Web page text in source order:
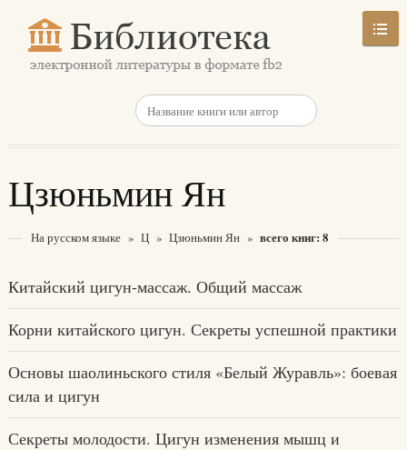
Цзюньмин Ян
На русском языке » Ц » Цзюньмин Ян » всего книг: 8
Китайский цигун-массаж. Общий массаж
Корни китайского цигун. Секреты успешной практики
Основы шаолиньского стиля «Белый Журавль»: боевая
сила и цигун
Секреты молодости. Цигун изменения мышц и